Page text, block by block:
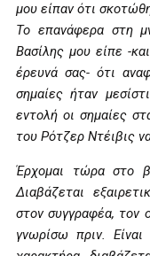
μου είπαν ότι
Το επανάφερα στη
Βασίλης μου είπε -
έρευνά σας- ότι
σημαίες ήταν
εντολή οι σημαίες
του Ρότζερ Ντέιβις
Έρχομαι τώρα στο
Διαβάζεται
στον συγγραφέα, τον
γνωρίσω πριν.